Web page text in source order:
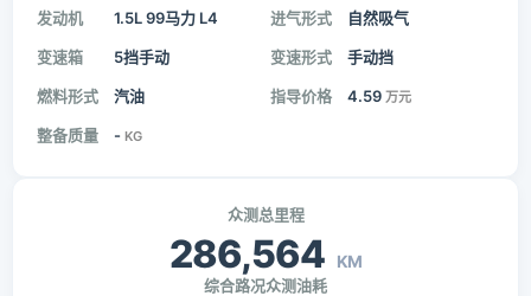
发动机 1.5L 99马力 L4 进气形式 自然吸气
变速箱 5挡手动 变速形式 手动挡
燃料形式 汽油 指导价格 4.59 万元
整备质量 - KG
众测总里程
286,564 KM
综合路况众测油耗